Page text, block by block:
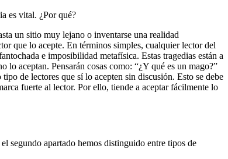
es vital. ¿Por qué?
un sitio muy lejano o inventarse una realidad
que lo acepte. En términos simples, cualquier lector del
e imposibilidad metafísica. Estas tragedias están a
aceptan. Pensarán cosas como: “¿Y qué es un mago?”
de lectores que sí lo acepten sin discusión. Esto se debe
fuerte al lector. Por ello, tiende a aceptar fácilmente lo
segundo apartado hemos distinguido entre tipos de